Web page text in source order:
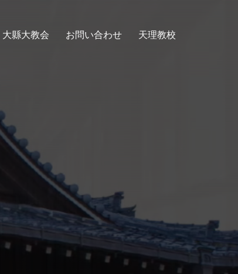
大縣大教会 お問い合わせ 天理教校